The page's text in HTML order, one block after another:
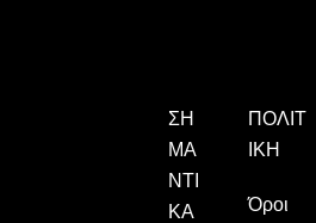
ΣΗ
ΜΑ
ΝΤΙ
ΚΆ
ΠΟΛΙΤ
ΙΚΉ
Όροι